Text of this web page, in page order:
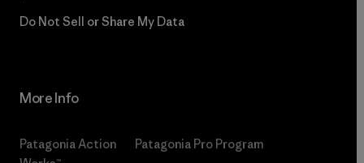
Do Not Sell or Share My Data
More Info
Patagonia Action
Patagonia Pro Program